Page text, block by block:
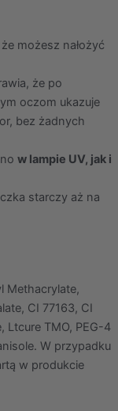
możesz nałożyć
że po
oczom ukazuje
bez żadnych
w lampie UV, jak i
starczy aż na
Methacrylate,
CI 77163, CI
Ltcure TMO, PEG-4
W przypadku
w produkcie